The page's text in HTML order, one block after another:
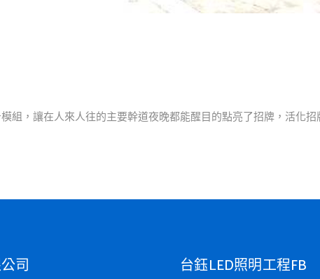
組，讓在人來人往的主要幹道夜晚都能醒目的點亮了招牌，活化招
司 台鈺LED照明工程FB